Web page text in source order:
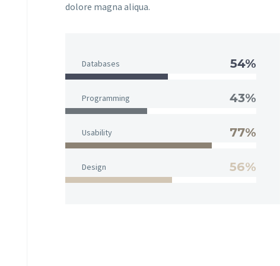
dolore magna aliqua.
Databases 54%
Programming 43%
Usability 77%
Design 56%